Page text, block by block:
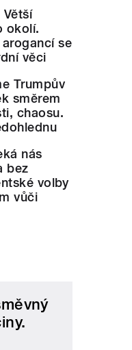
Větší
okolí.
se
věci
Trumpův
směrem
chaosu.
nás
bez
volby
vůči